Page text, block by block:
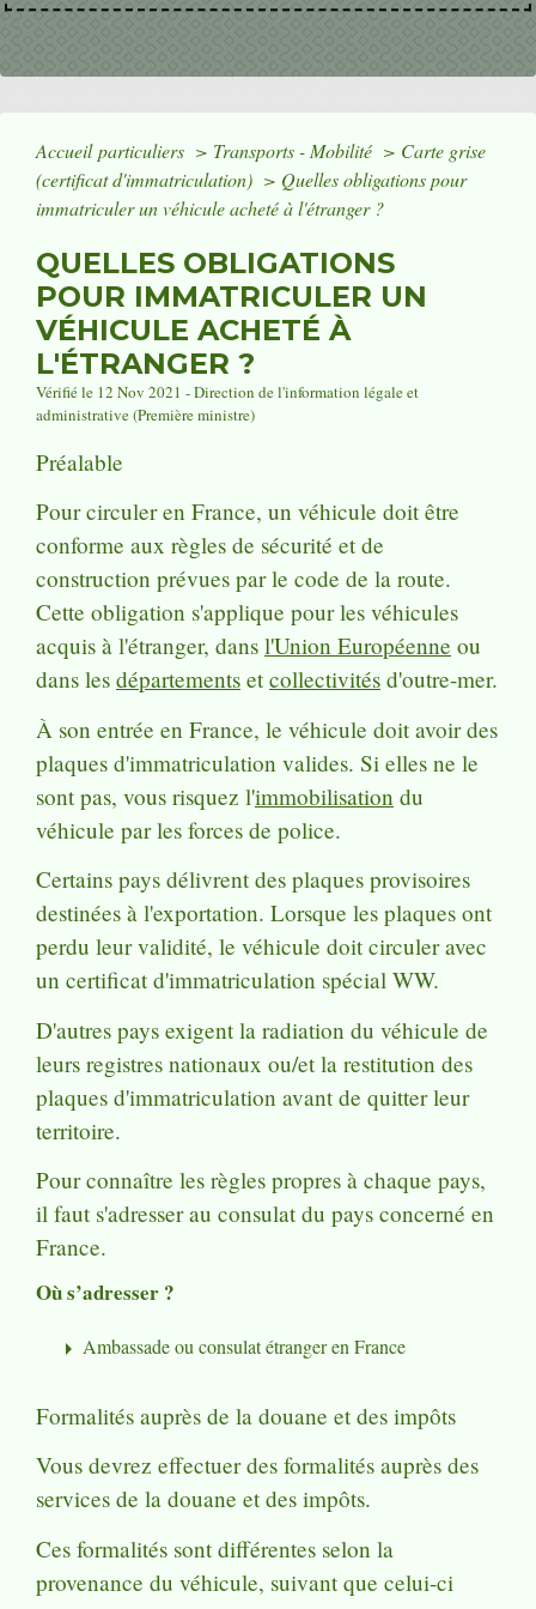
Accueil particuliers > Transports - Mobilité > Carte grise
(certificat d'immatriculation) > Quelles obligations pour
immatriculer un véhicule acheté à l'étranger ?
QUELLES OBLIGATIONS
POUR IMMATRICULER UN
VÉHICULE ACHETÉ À
L'ÉTRANGER ?
Vérifié le 12 Nov 2021 - Direction de l'information légale et
administrative (Première ministre)
Préalable
Pour circuler en France, un véhicule doit être
conforme aux règles de sécurité et de
construction prévues par le code de la route.
Cette obligation s'applique pour les véhicules
acquis à l'étranger, dans l'Union Européenne ou
dans les départements et collectivités d'outre-mer.
À son entrée en France, le véhicule doit avoir des
plaques d'immatriculation valides. Si elles ne le
sont pas, vous risquez l'immobilisation du
véhicule par les forces de police.
Certains pays délivrent des plaques provisoires
destinées à l'exportation. Lorsque les plaques ont
perdu leur validité, le véhicule doit circuler avec
un certificat d'immatriculation spécial WW.
D'autres pays exigent la radiation du véhicule de
leurs registres nationaux ou/et la restitution des
plaques d'immatriculation avant de quitter leur
territoire.
Pour connaître les règles propres à chaque pays,
il faut s'adresser au consulat du pays concerné en
France.
Où s’adresser ?
arrow_right Ambassade ou consulat étranger en France
Formalités auprès de la douane et des impôts
Vous devrez effectuer des formalités auprès des
services de la douane et des impôts.
Ces formalités sont différentes selon la
provenance du véhicule, suivant que celui-ci